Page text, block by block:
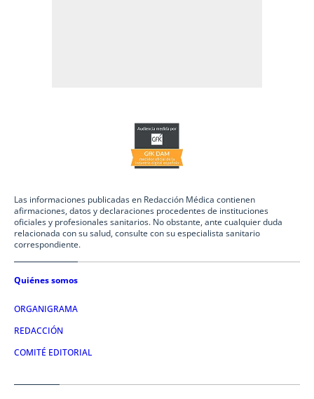
Las informaciones publicadas en Redacción Médica contienen
afirmaciones, datos y declaraciones procedentes de instituciones
oficiales y profesionales sanitarios. No obstante, ante cualquier duda
relacionada con su salud, consulte con su especialista sanitario
correspondiente.
Quiénes somos
ORGANIGRAMA
REDACCIÓN
COMITÉ EDITORIAL